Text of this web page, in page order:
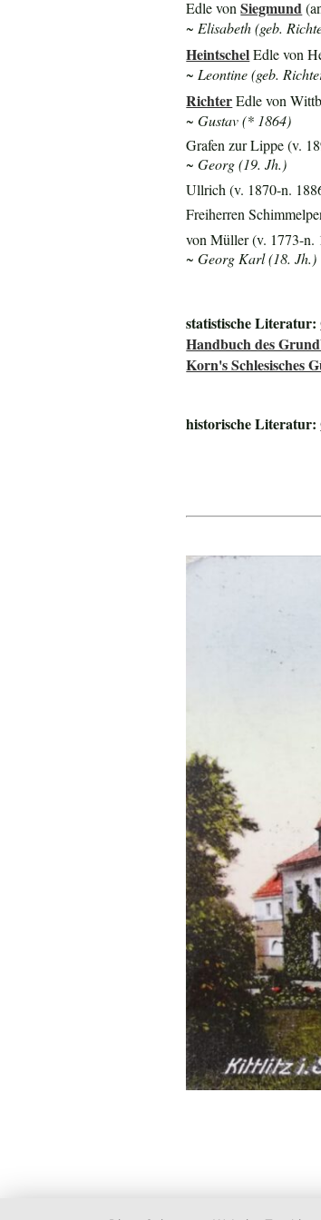
Edle vonSiegmund
~ Elisabeth (geb.
HeintschelEdle von
~ Leontine (geb.
RichterEdle von
~ Gustav (* 1864)
Grafen zur Lippe (v.
~ Georg (19. Jh.)
Ullrich (v. 1870-n.
Freiherren
von Müller (v. 1773-n.
~ Georg Karl (18. Jh.)
statistische Literatur:
Handbuch des
Korn's Schlesisches
historische Literatur: